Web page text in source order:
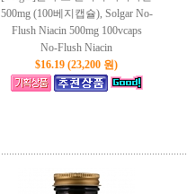
500mg (100베지캡슐), Solgar No-
Flush Niacin 500mg 100vcaps
No-Flush Niacin
$16.19 (23,200 원)